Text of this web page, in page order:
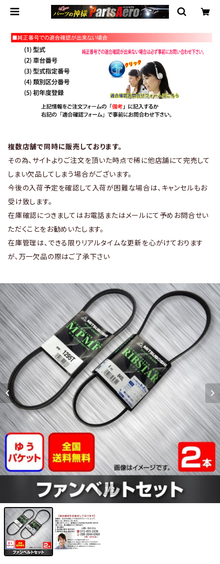
複数店舗で同時に販売しております。
その為、サイトよりご注文を頂いた時点で稀に他店舗にて完売して
しまい欠品してしまう場合がございます。
今後の入荷予定を確認して入荷が困難な場合は、キャンセルもお
受け致します。
在庫確認につきましてはお電話またはメールにて予めお問合せい
ただくことをお勧めいたします。
在庫管理は、できる限りリアルタイムな更新を心がけております
が、万一欠品の際はご了承下さい
1/2